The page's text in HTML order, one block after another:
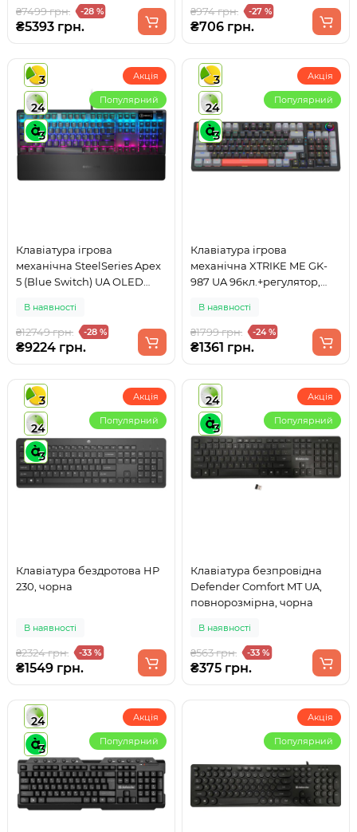
₴7499 грн. -28 %
₴5393 грн.
₴974 грн. -27 %
₴706 грн.
3
24
3
Акція
Популярний
Клавіатура ігрова
механічна SteelSeries Apex
5 (Blue Switch) UA OLED
В наявності
₴12749 грн. -28 %
₴9224 грн.
3
24
3
Акція
Популярний
Клавіатура ігрова
механічна XTRIKE ME GK-
987 UA 96кл.+регулятор,
В наявності
₴1799 грн. -24 %
₴1361 грн.
3
24
3
Акція
Популярний
Клавіатура бездротова HP
230, чорна
В наявності
₴2324 грн. -33 %
₴1549 грн.
24
3
Акція
Популярний
Клавіатура безпровідна
Defender Comfort MT UA,
повнорозмірна, чорна
В наявності
₴563 грн. -33 %
₴375 грн.
24
3
Акція
Популярний
Акція
Популярний